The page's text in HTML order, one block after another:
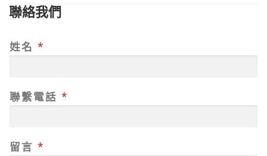
聯絡我們
姓名 *
聯繫電話 *
留言 *